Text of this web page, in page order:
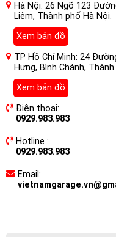
Hà Nội: 26 Ngõ 123
Liêm, Thành phố Hà Nội.
Xem bản đồ
TP Hồ Chí Minh: 24
Hưng, Bình Chánh,
Xem bản đồ
Điện thoại:
0929.983.983
Hotline :
0929.983.983
Email: